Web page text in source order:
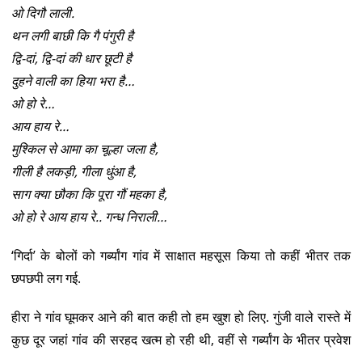
ओ दिगौ लाली.
थन लगी बाछी कि गै पंगुरी है
द्वि-दां, द्वि-दां की धार छूटी है
दुहने वाली का हिया भरा है…
ओ हो रे…
आय हाय रे…
मुश्किल से आमा का चूल्हा जला है,
गीली है लकड़ी, गीला धुंआ है,
साग क्या छौका कि पूरा गौं महका है,
ओ हो रे आय हाय रे.. गन्ध निराली…
‘गिर्दा’ के बोलों को गर्ब्यांग गांव में साक्षात महसूस किया तो कहीं भीतर तक
छपछपी लग गई.
हीरा ने गांव घूमकर आने की बात कही तो हम खुश हो लिए. गुंजी वाले रास्ते में
कुछ दूर जहां गांव की सरहद खत्म हो रही थी, वहीं से गर्ब्यांग के भीतर प्रवेश